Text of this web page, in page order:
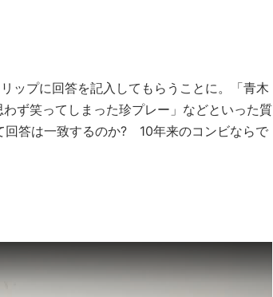
ップに回答を記入してもらうことに。「青木
ず笑ってしまった珍プレー」などといった質
回答は一致するのか? 10年来のコンビならで